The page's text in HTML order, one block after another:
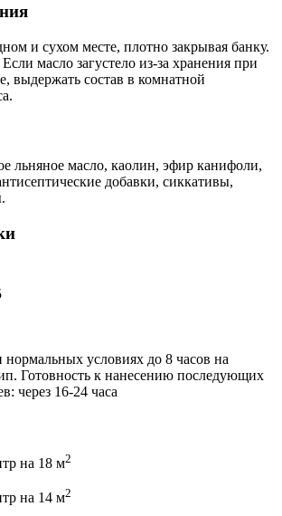
и сухом месте, плотно закрывая банку.
масло загустело из-за хранения при
выдержать состав в комнатной
льняное масло, каолин, эфир канифоли,
добавки, сиккативы,
условиях до 8 часов на
Готовность к нанесению последующих
через 16-24 часа
на 18 м2
на 14 м2